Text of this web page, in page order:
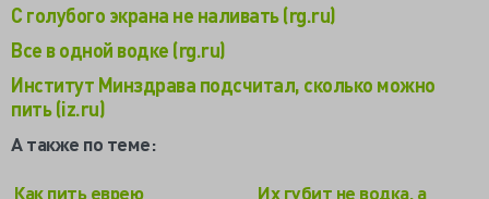
С голубого экрана не наливать (rg.ru)
Все в одной водке (rg.ru)
Институт Минздрава подсчитал, сколько можно
пить (iz.ru)
А также по теме:
Как пить еврею
Их губит не водка, а